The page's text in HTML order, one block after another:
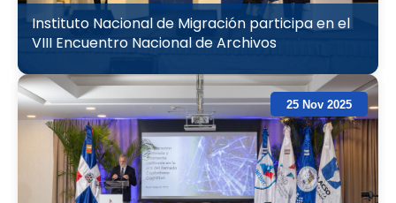
Instituto Nacional de Migración participa en el
VIII Encuentro Nacional de Archivos
25 Nov 2025